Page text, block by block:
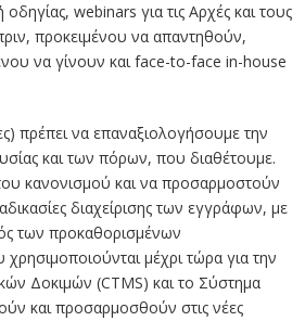
webinars για τις Αρχές και τους
προκειμένου να απαντηθούν,
να γίνουν και face-to-face in-house
πρέπει να επαναξιολογήσουμε την
και των πόρων, που διαθέτουμε.
κανονισμού και να προσαρμοστούν
διαχείρισης των εγγράφων, με
των προκαθορισμένων
μέχρι τώρα για την
Δοκιμών (CTMS) και το Σύστημα
και προσαρμοσθούν στις νέες